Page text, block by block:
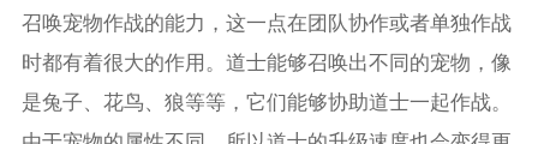
召唤宠物作战的能力，这一点在团队协作或者单独作战
时都有着很大的作用。道士能够召唤出不同的宠物，像
是兔子、花鸟、狼等等，它们能够协助道士一起作战。